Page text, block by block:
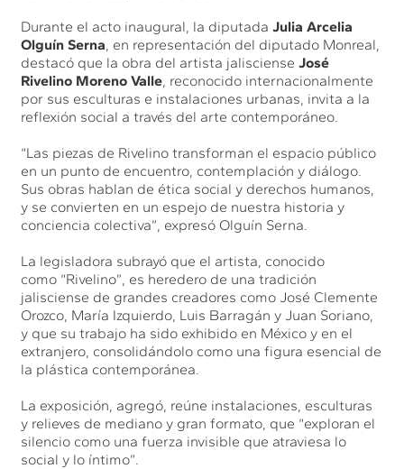
Durante el acto inaugural, la diputadaJulia Arcelia
Olguín Serna, en representación del diputado Monreal,
destacó que la obra del artista jaliscienseJosé
Rivelino Moreno Valle, reconocido internacionalmente
por sus esculturas e instalaciones urbanas, invita a la
reflexión social a través del arte contemporáneo.
“Las piezas de Rivelino transforman el espacio público
en un punto de encuentro, contemplación y diálogo.
Sus obras hablan de ética social y derechos humanos,
y se convierten en un espejo de nuestra historia y
conciencia colectiva”, expresó Olguín Serna.
La legisladora subrayó que el artista, conocido
como “Rivelino”, es heredero de una tradición
jalisciense de grandes creadores como José Clemente
Orozco, María Izquierdo, Luis Barragán y Juan Soriano,
y que su trabajo ha sido exhibido en México y en el
extranjero, consolidándolo como una figura esencial de
la plástica contemporánea.
La exposición, agregó, reúne instalaciones, esculturas
y relieves de mediano y gran formato, que “exploran el
silencio como una fuerza invisible que atraviesa lo
social y lo íntimo”.